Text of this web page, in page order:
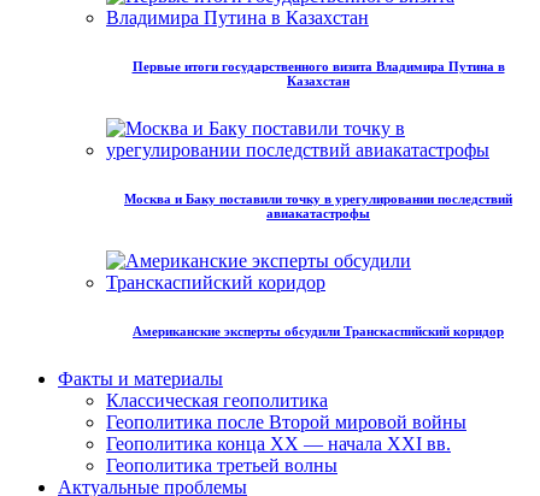
Первые итоги государственного визита Владимира Путина в
Казахстан
Москва и Баку поставили точку в урегулировании последствий
авиакатастрофы
Американские эксперты обсудили Транскаспийский коридор
Факты и материалы
Классическая геополитика
Геополитика после Второй мировой войны
Геополитика конца XX — начала XXI вв.
Геополитика третьей волны
Актуальные проблемы